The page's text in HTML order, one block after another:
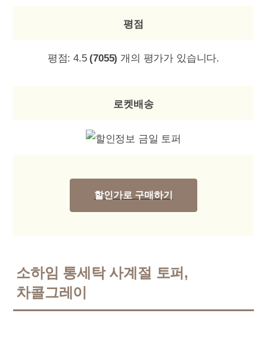
평점
평점: 4.5 (7055) 개의 평가가 있습니다.
로켓배송
할인가로 구매하기
소하임 통세탁 사계절 토퍼,
차콜그레이